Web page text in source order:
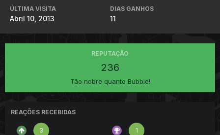
ÚLTIMA VISITA
Abril 10, 2013
DIAS GANHOS
11
REPUTAÇÃO
236
Tão nobre quanto Bubble!
REAÇÕES RECEBIDAS
3 1